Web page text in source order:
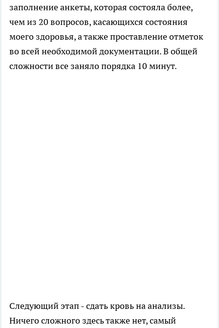
заполнение анкеты, которая состояла более,
чем из 20 вопросов, касающихся состояния
моего здоровья, а также проставление отметок
во всей необходимой документации. В общей
сложности все заняло порядка 10 минут.
Следующий этап - сдать кровь на анализы.
Ничего сложного здесь также нет, самый